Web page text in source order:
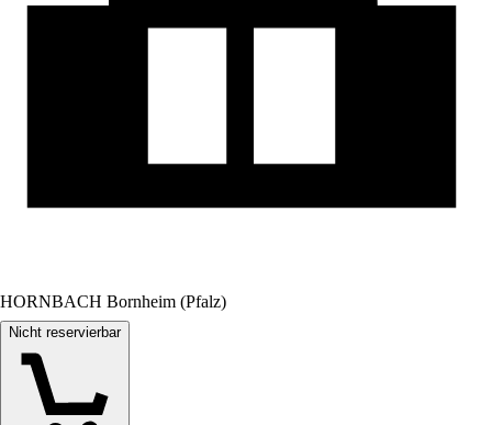
HORNBACH Bornheim (Pfalz)
Nicht reservierbar